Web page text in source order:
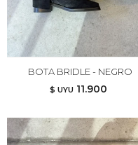
BOTA BRIDLE - NEGRO
$ UYU 11.900